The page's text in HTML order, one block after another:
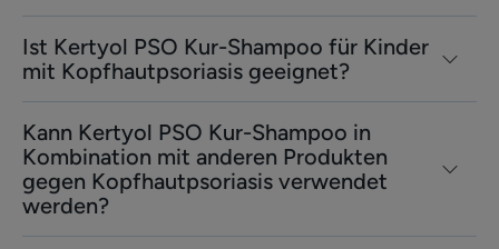
Ist Kertyol PSO Kur-Shampoo für Kinder
mit Kopfhautpsoriasis geeignet?
Kann Kertyol PSO Kur-Shampoo in
Kombination mit anderen Produkten
gegen Kopfhautpsoriasis verwendet
werden?